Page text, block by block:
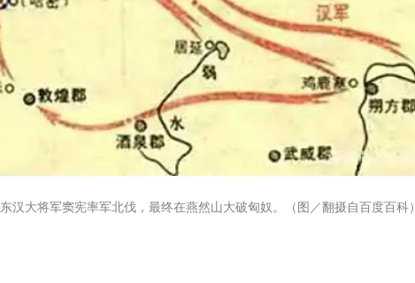
东汉大将军窦宪率军北伐，最终在燕然山大破匈奴。（图／翻摄自百度百科）